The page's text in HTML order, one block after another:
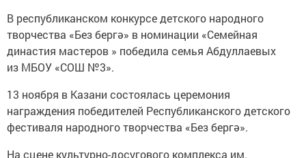
В республиканском конкурсе детского народного
творчества «Без бергә» в номинации «Семейная
династия мастеров » победила семья Абдуллаевых
из МБОУ «СОШ №3».
13 ноября в Казани состоялась церемония
награждения победителей Республиканского детского
фестиваля народного творчества «Без бергә».
На сцене культурно-досугового комплекса им.